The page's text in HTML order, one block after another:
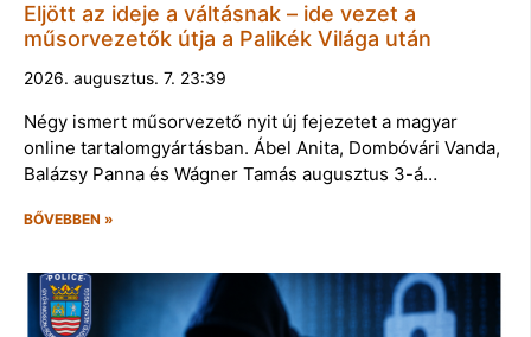
Eljött az ideje a váltásnak – ide vezet a
műsorvezetők útja a Palikék Világa után
2026. augusztus. 7. 23:39
Négy ismert műsorvezető nyit új fejezetet a magyar
online tartalomgyártásban. Ábel Anita, Dombóvári Vanda,
Balázsy Panna és Wágner Tamás augusztus 3-á…
BŐVEBBEN »